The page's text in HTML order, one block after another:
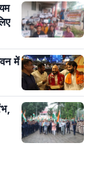
में